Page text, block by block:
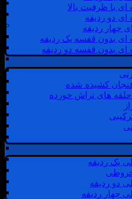
ای با ظرفیت بالا
ای دو ردیفه
چهار ردیفه
ای بدون قفسه یک ردیفه
ای بدون قفسه دو ردیفه
کشیده شده
حلقه های تراش خورده
یک ردیفه
دو ردیفه
چهار ردیفه